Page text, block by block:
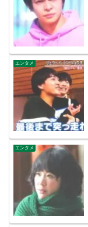
エンタメ
エンタメ